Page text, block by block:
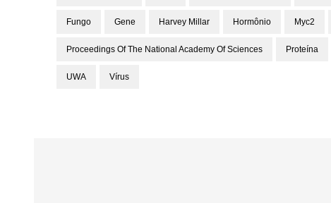
Fungo Gene Harvey Millar Hormônio Myc2
Proceedings Of The National Academy Of Sciences Proteína
UWA Vírus